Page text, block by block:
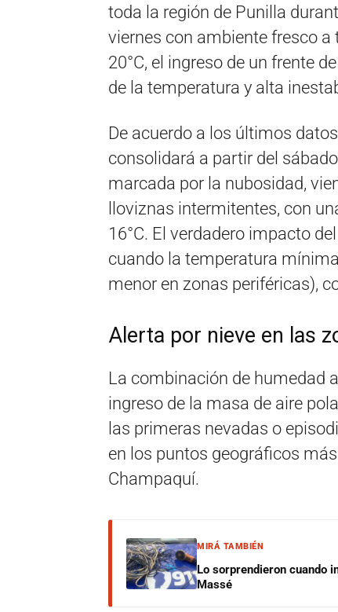
toda la región de Punilla
viernes con ambiente fresco
20°C, el ingreso de un frente
de la temperatura y alta
De acuerdo a los últimos
consolidará a partir del
marcada por la nubosidad,
lloviznas intermitentes, con
16°C. El verdadero impacto
cuando la temperatura
menor en zonas periféricas),
Alerta por nieve en las
La combinación de humedad
ingreso de la masa de aire
las primeras nevadas o
en los puntos geográficos
Champaquí.
MIRÁ TAMBIÉN
Lo sorprendieron cuando
Massé